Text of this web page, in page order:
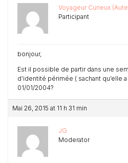
Voyageur Curieux
Participant
bonjour,
Est il possible de partir dans une
d’identité périmée ( sachant qu’elle
01/01/2004?
Mai 26, 2015 at 11 h 31 min
JG
Moderator